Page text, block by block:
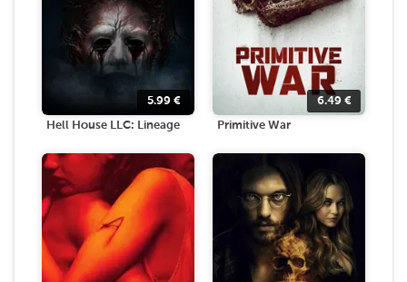
5.99 €
Hell House LLC: Lineage
6.49 €
Primitive War